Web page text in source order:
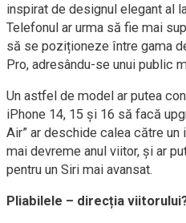
inspirat de designul elegant al
Telefonul ar urma să fie mai
să se poziționeze între gama
Pro, adresându-se unui public
Un astfel de model ar putea
iPhone 14, 15 și 16 să facă
Air” ar deschide calea către
mai devreme anul viitor, și ar
pentru un Siri mai avansat.
Pliabilele – direcția